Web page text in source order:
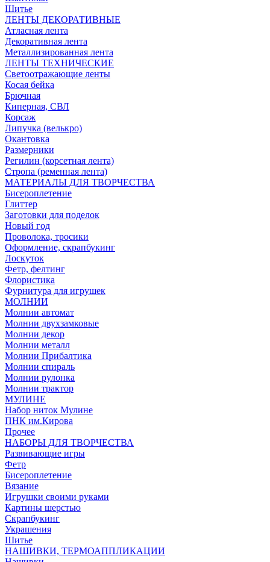
Шитье
ЛЕНТЫ ДЕКОРАТИВНЫЕ
Атласная лента
Декоративная лента
Металлизированная лента
ЛЕНТЫ ТЕХНИЧЕСКИЕ
Светоотражающие ленты
Косая бейка
Брючная
Киперная, СВЛ
Корсаж
Липучка (велькро)
Окантовка
Размерники
Регилин (корсетная лента)
Стропа (ременная лента)
МАТЕРИАЛЫ ДЛЯ ТВОРЧЕСТВА
Бисероплетение
Глиттер
Заготовки для поделок
Новый год
Проволока, тросики
Оформление, скрапбукинг
Лоскуток
Фетр, фелтинг
Флористика
Фурнитура для игрушек
МОЛНИИ
Молнии автомат
Молнии двухзамковые
Молнии декор
Молнии металл
Молнии Прибалтика
Молнии спираль
Молнии рулонка
Молнии трактор
МУЛИНЕ
Набор ниток Мулине
ПНК им.Кирова
Прочее
НАБОРЫ ДЛЯ ТВОРЧЕСТВА
Развивающие игры
Фетр
Бисероплетение
Вязание
Игрушки своими руками
Картины шерстью
Скрапбукинг
Украшения
Шитье
НАШИВКИ, ТЕРМОАППЛИКАЦИИ